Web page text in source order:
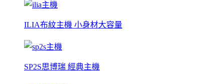
ILIA布紋主機 小身材大容量
SP2S思博瑞 經典主機